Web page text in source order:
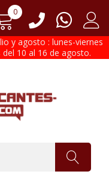
0
y agosto : lunes-viernes
10 al 16 de agosto.